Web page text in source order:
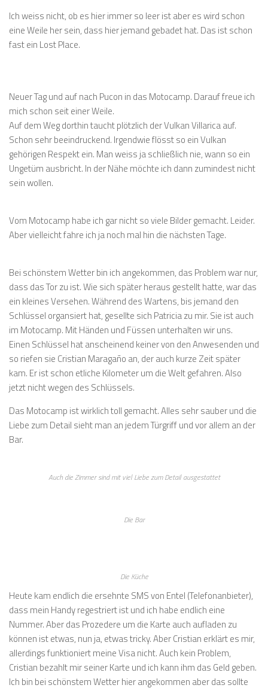
Ich weiss nicht, ob es hier immer so leer ist aber es wird schon
eine Weile her sein, dass hier jemand gebadet hat. Das ist schon
fast ein Lost Place.
Neuer Tag und auf nach Pucon in das Motocamp. Darauf freue ich
mich schon seit einer Weile.
Auf dem Weg dorthin taucht plötzlich der Vulkan Villarica auf.
Schon sehr beeindruckend. Irgendwie flösst so ein Vulkan
gehörigen Respekt ein. Man weiss ja schließlich nie, wann so ein
Ungetüm ausbricht. In der Nähe möchte ich dann zumindest nicht
sein wollen.
Vom Motocamp habe ich gar nicht so viele Bilder gemacht. Leider.
Aber vielleicht fahre ich ja noch mal hin die nächsten Tage.
Bei schönstem Wetter bin ich angekommen, das Problem war nur,
dass das Tor zu ist. Wie sich später heraus gestellt hatte, war das
ein kleines Versehen. Während des Wartens, bis jemand den
Schlüssel organsiert hat, gesellte sich Patricia zu mir. Sie ist auch
im Motocamp. Mit Händen und Füssen unterhalten wir uns.
Einen Schlüssel hat anscheinend keiner von den Anwesenden und
so riefen sie Cristian Maragaño an, der auch kurze Zeit später
kam. Er ist schon etliche Kilometer um die Welt gefahren. Also
jetzt nicht wegen des Schlüssels.
Das Motocamp ist wirklich toll gemacht. Alles sehr sauber und die
Liebe zum Detail sieht man an jedem Türgriff und vor allem an der
Bar.
Auch die Zimmer sind mit viel Liebe zum Detail ausgestattet
Die Bar
Die Küche
Heute kam endlich die ersehnte SMS von Entel (Telefonanbieter),
dass mein Handy regestriert ist und ich habe endlich eine
Nummer. Aber das Prozedere um die Karte auch aufladen zu
können ist etwas, nun ja, etwas tricky. Aber Cristian erklärt es mir,
allerdings funktioniert meine Visa nicht. Auch kein Problem,
Cristian bezahlt mir seiner Karte und ich kann ihm das Geld geben.
Ich bin bei schönstem Wetter hier angekommen aber das sollte